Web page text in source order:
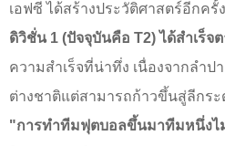
เอฟซี ได้สร้างประวัติศาสตร์อีกครั้
ดิวิชั่น 1 (ปัจจุบันคือ T2)ได้สำเร็จ
ความสำเร็จที่น่าทึ่ง เนื่องจากลำป
ต่างชาติแต่สามารถก้าวขึ้นสู่ลีกระ
"การทำทีมฟุตบอลขึ้นมาทีมหนึ่งไ